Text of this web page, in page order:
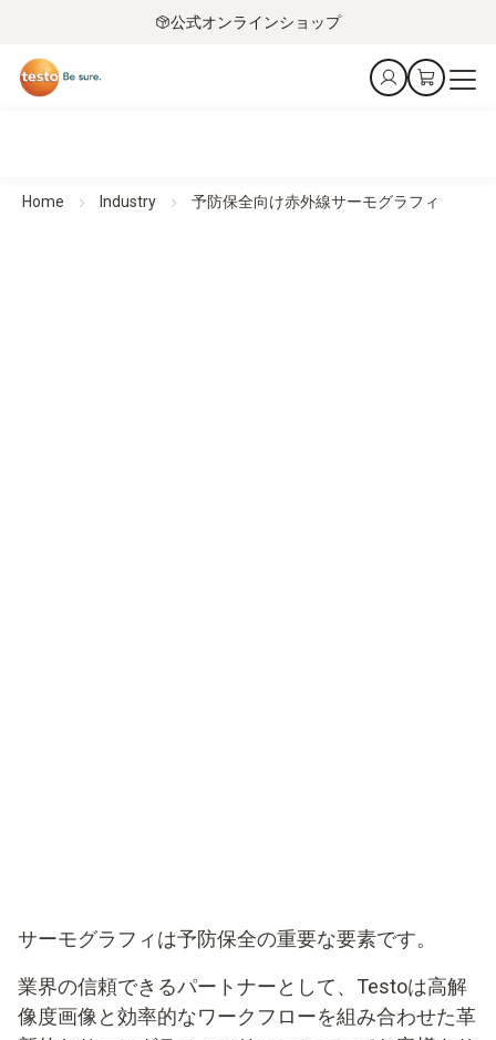
公式オンラインショップ
Home Industry 予防保全向け赤外線サーモグラフィ
サーモグラフィは予防保全の重要な要素です。
業界の信頼できるパートナーとして、Testoは高解
像度画像と効率的なワークフローを組み合わせた革